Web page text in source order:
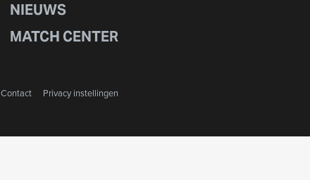
NIEUWS
MATCH CENTER
Contact Privacy instellingen